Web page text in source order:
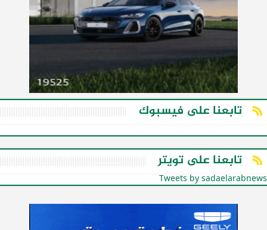
تابعنا على فيسبوك
تابعنا على تويتر
Tweets by sadaelarabnews